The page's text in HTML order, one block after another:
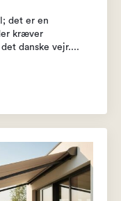
det er en
kræver
danske vejr....